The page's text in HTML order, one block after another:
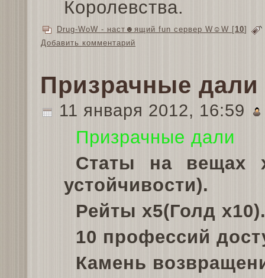
Королевства.
Drug-WoW - наст☻ящий fun сервер W☺W [10]
Добавить комментарий
Призрачные дали
11 января 2012, 16:59
Призрачные дали
Статы на вещах
устойчивости).
Рейты х5(Голд
10 профессий
Камень